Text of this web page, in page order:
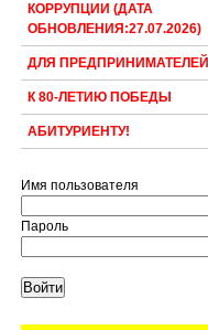
КОРРУПЦИИ (ДАТА
ОБНОВЛЕНИЯ:27.07.2026)
ДЛЯ ПРЕДПРИНИМАТЕЛЕЙ
К 80-ЛЕТИЮ ПОБЕДЫ
АБИТУРИЕНТУ!
Имя пользователя
Пароль